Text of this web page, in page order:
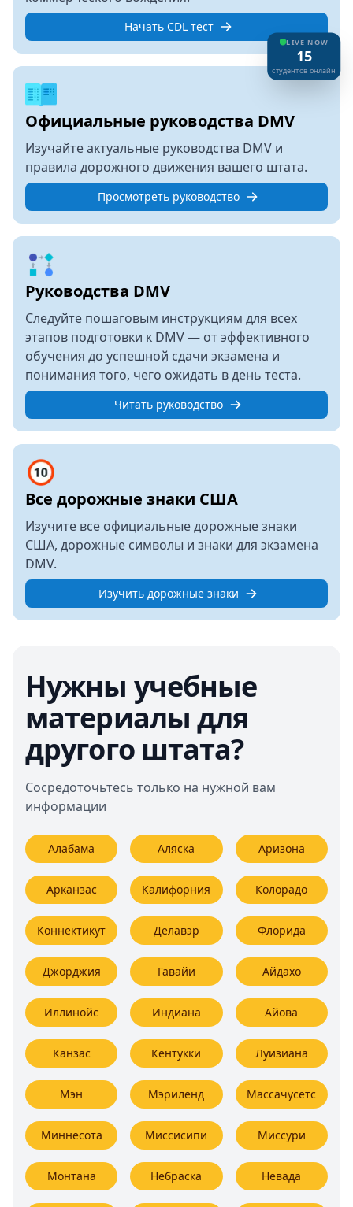
LIVE NOW
15
cтудентов онлайн
Начать CDL тест
Официальные руководства DMV
Изучайте актуальные руководства DMV и
правила дорожного движения вашего штата.
Просмотреть руководство
Руководства DMV
Следуйте пошаговым инструкциям для всех
этапов подготовки к DMV — от эффективного
обучения до успешной сдачи экзамена и
понимания того, чего ожидать в день теста.
Читать руководство
Все дорожные знаки США
Изучите все официальные дорожные знаки
США, дорожные символы и знаки для экзамена
DMV.
Изучить дорожные знаки
Нужны учебные
материалы для
другого штата?
Сосредоточьтесь только на нужной вам
информации
Алабама Аляска Аризона
Арканзас Калифорния Колорадо
Коннектикут Делавэр Флорида
Джорджия Гавайи Айдахо
Иллинойс Индиана Айова
Канзас Кентукки Луизиана
Мэн Мэриленд Массачусетс
Миннесота Миссисипи Миссури
Монтана Небраска Невада